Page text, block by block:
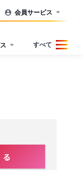
会員サービス
すべて
る